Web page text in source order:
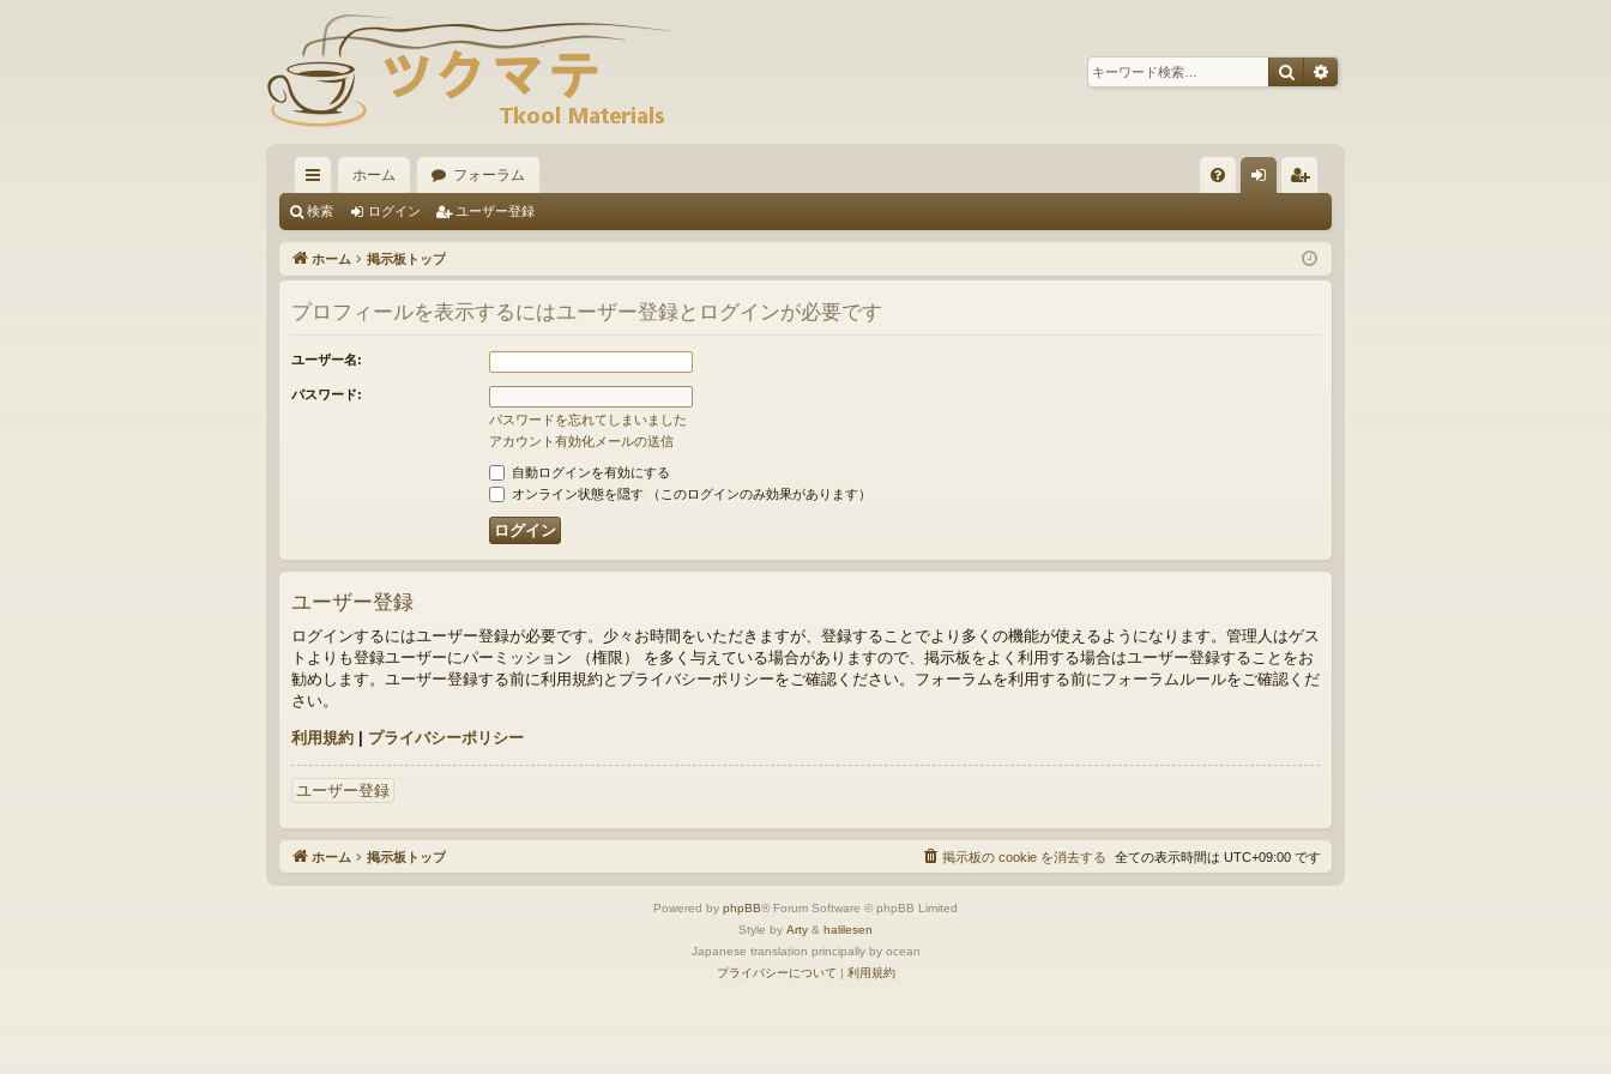
検索 詳細検索
イ
ッ
ク
リ
ン
ク
ホーム フォーラム
Q イ
ン
ザ
ー
検索 ログイン ユーザー登録
ホーム 掲示板トップ
プロフィールを表示するにはユーザー登録とログインが必要です
ユーザー名:
パスワード:
パスワードを忘れてしまいました
アカウント有効化メールの送信
自動ログインを有効にする
オンライン状態を隠す （このログインのみ効果があります）
ユーザー登録
ログインするにはユーザー登録が必要です。少々お時間をいただきますが、登録することでより多くの機能が使えるようになります。管理人はゲス
トよりも登録ユーザーにパーミッション （権限） を多く与えている場合がありますので、掲示板をよく利用する場合はユーザー登録することをお
勧めします。ユーザー登録する前に利用規約とプライバシーポリシーをご確認ください。フォーラムを利用する前にフォーラムルールをご確認くだ
さい。
利用規約 | プライバシーポリシー
ユーザー登録
ホーム 掲示板トップ 全ての表示時間は UTC+09:00 です
掲示板の cookie を消去する
Powered by phpBB® Forum Software © phpBB Limited
Style by Arty & halilesen
Japanese translation principally by ocean
プライバシーについて | 利用規約